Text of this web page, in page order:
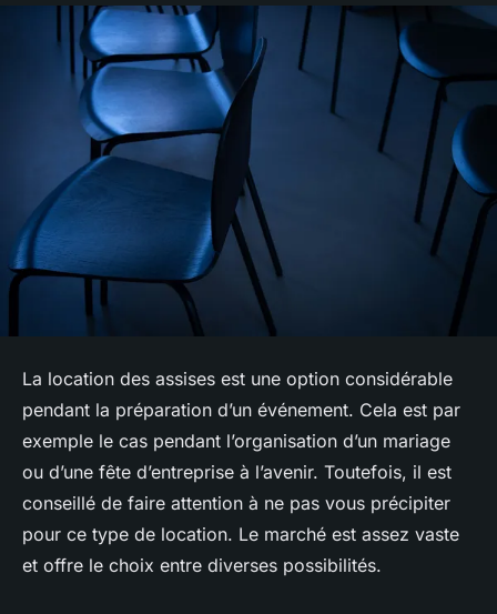
La location des assises est une option considérable
pendant la préparation d’un événement. Cela est par
exemple le cas pendant l’organisation d’un mariage
ou d’une fête d’entreprise à l’avenir. Toutefois, il est
conseillé de faire attention à ne pas vous précipiter
pour ce type de location. Le marché est assez vaste
et offre le choix entre diverses possibilités.